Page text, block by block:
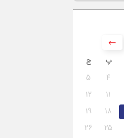
پ ج
۴
۵
۱۱
۱۲
۱۸
۱۹
۲۵
۲۶